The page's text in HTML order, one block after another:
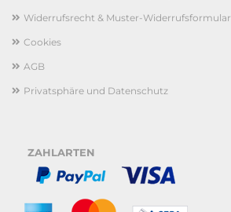
Widerrufsrecht & Muster-Widerrufsformular
Cookies
AGB
Privatsphäre und Datenschutz
ZAHLARTEN